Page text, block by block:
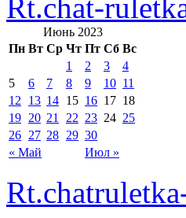
Rt.chat-
Июнь 2023
Пн Вт Ср Чт Пт Сб Вс
« Май Июл »
1 2 3
4
5
6 7 8 9 10 11
12 13 14 15 16 17 18
19 20 21 22 23 24 25
26 27 28 29 30